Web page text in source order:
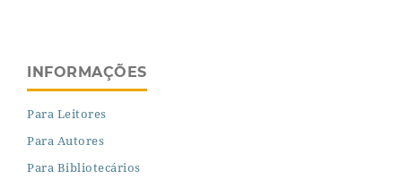
INFORMAÇÕES
Para Leitores
Para Autores
Para Bibliotecários